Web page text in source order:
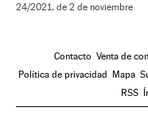
24/2021, de 2 de noviembre
Contacto Venta de
Política de privacidad
Mapa
RSS